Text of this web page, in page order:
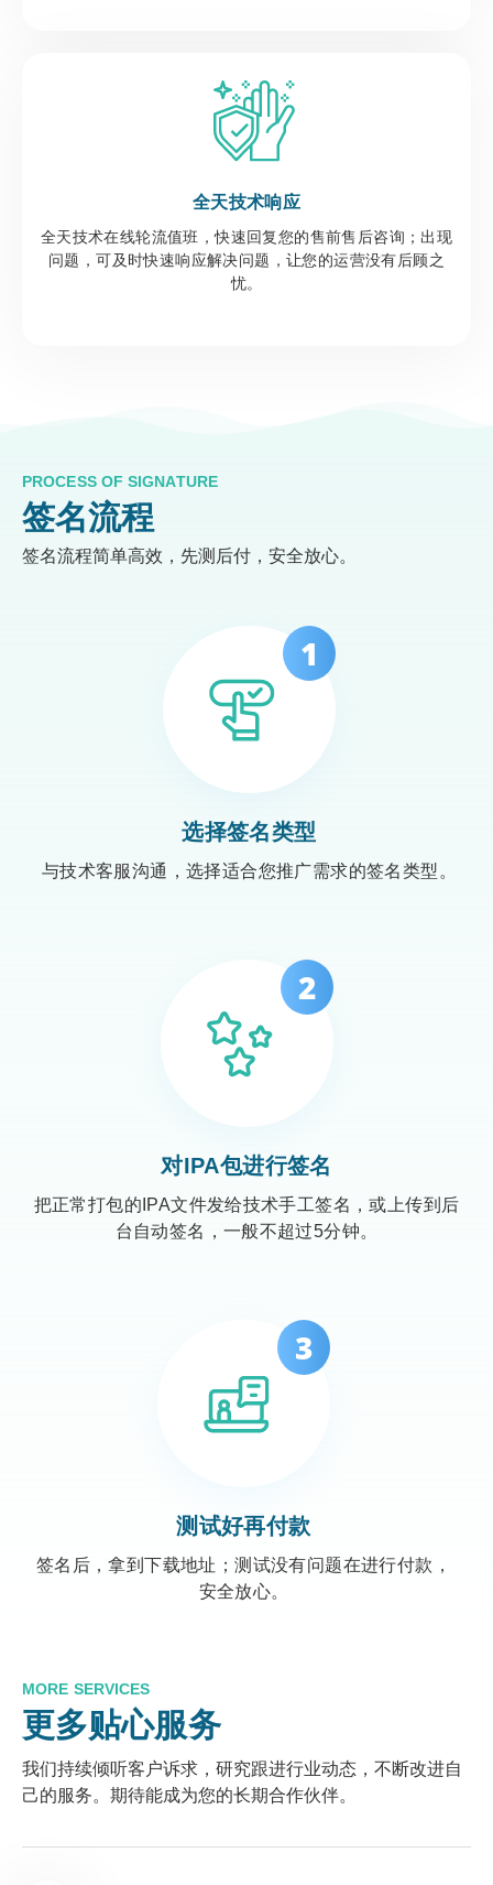
全天技术响应
全天技术在线轮流值班，快速回复您的售前售后咨询；出现
问题，可及时快速响应解决问题，让您的运营没有后顾之
忧。
PROCESS OF SIGNATURE
签名流程
签名流程简单高效，先测后付，安全放心。
选择签名类型
与技术客服沟通，选择适合您推广需求的签名类型。
对IPA包进行签名
把正常打包的IPA文件发给技术手工签名，或上传到后
台自动签名，一般不超过5分钟。
测试好再付款
签名后，拿到下载地址；测试没有问题在进行付款，
安全放心。
MORE SERVICES
更多贴心服务
我们持续倾听客户诉求，研究跟进行业动态，不断改进自
己的服务。期待能成为您的长期合作伙伴。